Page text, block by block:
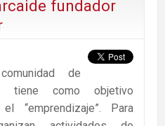
fundador
de
tiene como objetivo
“emprendizaje”. Para